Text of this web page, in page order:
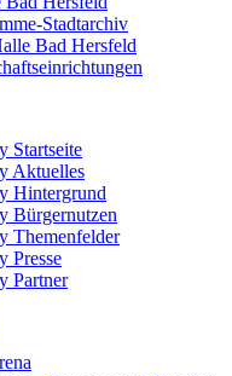
Stadtarchiv
Bad Hersfeld
Startseite
Aktuelles
Hintergrund
Bürgernutzen
Themenfelder
Presse
Partner